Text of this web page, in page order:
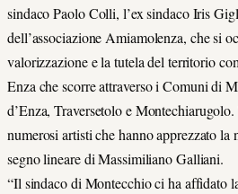
sindaco Paolo Colli, l’ex sindaco Iris
dell’associazione Amiamolenza, che si
valorizzazione e la tutela del territorio
Enza che scorre attraverso i Comuni di
d’Enza, Traversetolo e
numerosi artisti che hanno apprezzato la
segno lineare di Massimiliano Galliani.
“Il sindaco di Montecchio ci ha affidato